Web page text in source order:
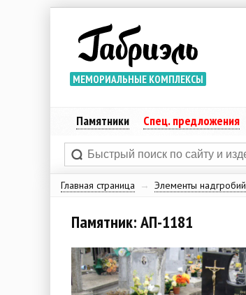
МЕМОРИАЛЬНЫЕ КОМПЛЕКСЫ
Памятники Спец. предложения
Главная страница → Элементы надгробий
Памятник: АП-1181